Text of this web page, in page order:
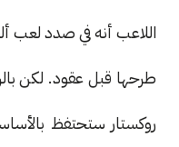
اللاعب أنه في صدد لعب
طرحها قبل عقود. لكن
روكستار ستحتفظ